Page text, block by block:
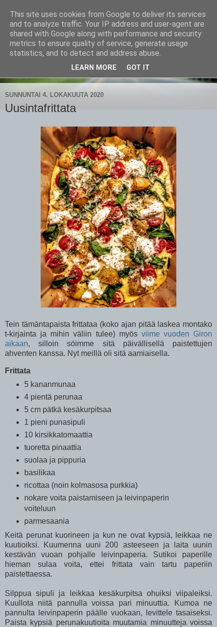
CampaSimpukka
kammen- ja kauhanpyöritystä
SUNNUNTAI 4. LOKAKUUTA 2020
Uusintafrittata
Tein tämäntapaista frittataa (koko ajan pitää laskea montako
t-kirjainta ja mihin väliin tulee) myös viime vuoden Giron
aikaan, silloin söimme sitä päivällisellä paistettujen
ahventen kanssa. Nyt meillä oli sitä aamiaisella.
Frittata
5 kananmunaa
4 pientä perunaa
5 cm pätkä kesäkurpitsaa
1 pieni punasipuli
10 kirsikkatomaattia
tuoretta pinaattia
suolaa ja pippuria
basilikaa
ricottaa (noin kolmasosa purkkia)
nokare voita paistamiseen ja leivinpaperin
voiteluun
parmesaania
Keitä perunat kuorineen ja kun ne ovat kypsiä, leikkaa ne
kuutioiksi. Kuumenna uuni 200 asteeseen ja laita uunin
kestävän vuoan pohjalle leivinpaperia. Sutikoi paperille
hieman sulaa voita, ettei frittata vain tartu paperiin
paistettaessa.
Silppua sipuli ja leikkaa kesäkurpitsa ohuiksi viipaleiksi.
Kuullota niitä pannulla voissa pari minuuttia. Kumoa ne
pannulta leivinpaperin päälle vuokaan, levittele tasaiseksi.
Paista kypsiä perunakuutioita muutamia minuutteja voissa
This site uses cookies from Google to deliver its services
and to analyze traffic. Your IP address and user-agent are
shared with Google along with performance and security
metrics to ensure quality of service, generate usage
statistics, and to detect and address abuse.
LEARN MORE GOT IT